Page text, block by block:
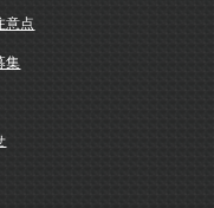
意点
集